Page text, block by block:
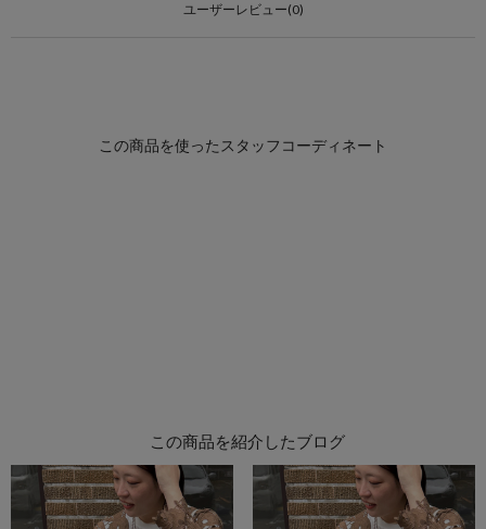
ユーザーレビュー(0)
この商品を紹介したブログ